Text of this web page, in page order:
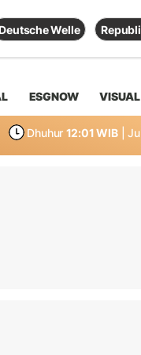
Deutsche Welle
ESGNOW VISUAL
Dhuhur 12:01 WIB |